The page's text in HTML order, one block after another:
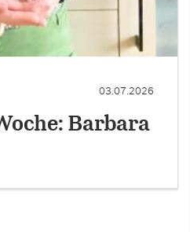
03.07.2026
Barbara